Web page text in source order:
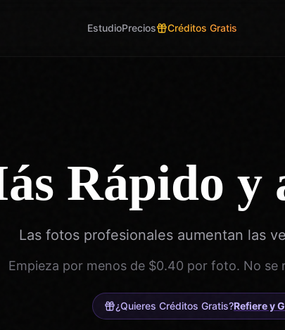
EstudioPrecios Créditos Gratis
Rápido
Las fotos profesionales aumentan las
Empieza por menos de $0.40 por foto. No se
¿Quieres Créditos Gratis?Refiere y